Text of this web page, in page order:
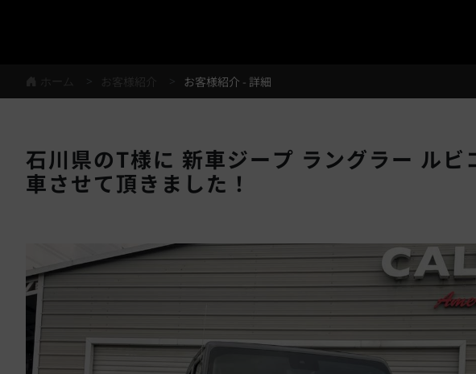
お客様紹介 - 詳細
石川県のT様に 新車ジープ ラングラー ルビ
車させて頂きました！